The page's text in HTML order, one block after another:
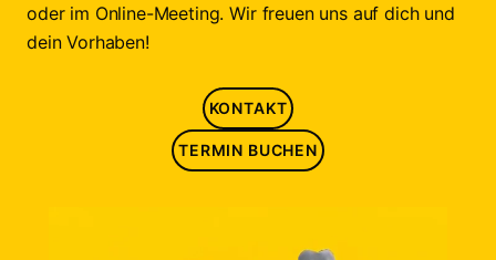
oder im Online-Meeting. Wir freuen uns auf dich und
dein Vorhaben!
KONTAKT
TERMIN BUCHEN